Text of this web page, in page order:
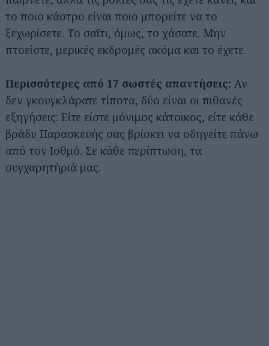
το ποιο κάστρο είναι ποιο μπορείτε να το
ξεχωρίσετε. Το σαΐτι, όμως, το χάσατε. Μην
πτοείστε, μερικές εκδρομές ακόμα και το έχετε.
Περισσότερες από 17 σωστές απαντήσεις: Αν
δεν γκουγκλάρατε τίποτα, δύο είναι οι πιθανές
εξηγήσεις: Είτε είστε μόνιμος κάτοικος, είτε κάθε
βράδυ Παρασκευής σας βρίσκει να οδηγείτε πάνω
από τον Ισθμό. Σε κάθε περίπτωση, τα
συγχαρητήριά μας.